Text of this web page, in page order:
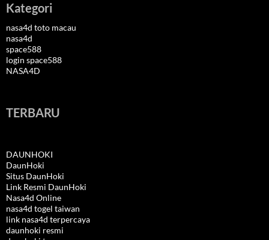
Kategori
nasa4d toto macau
nasa4d
space588
login space588
NASA4D
TERBARU
DAUNHOKI
DaunHoki
Situs DaunHoki
Link Resmi DaunHoki
Nasa4d Online
nasa4d togel taiwan
link nasa4d terpercaya
daunhoki resmi